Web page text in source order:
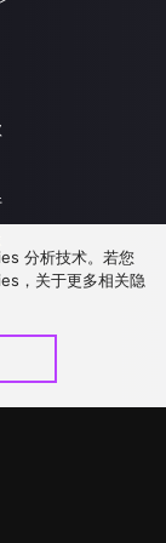
分析技术。若您
，关于更多相关隐